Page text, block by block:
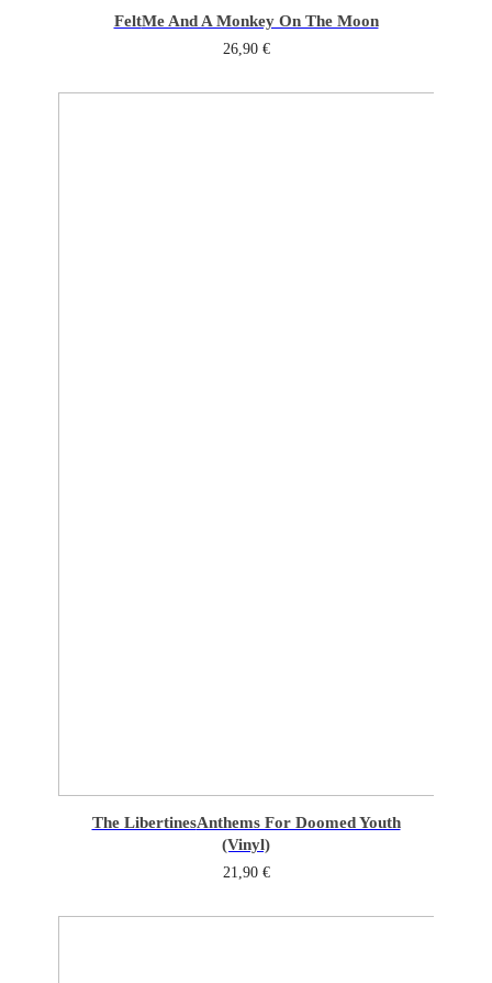
FeltMe And A Monkey On The Moon
26,90 €
The LibertinesAnthems For Doomed Youth
(Vinyl)
21,90 €